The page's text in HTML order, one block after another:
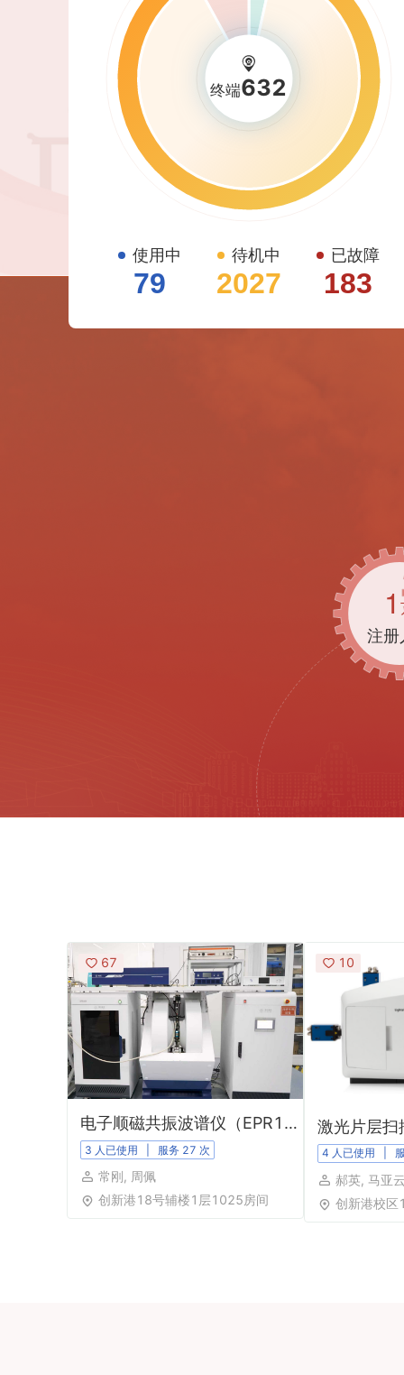
使用中
79
待机中
2027
已故障
183
终端632
1
注册
67
电子顺磁共振波谱仪（EPR100）
3 人已使用 | 服务 27 次
常刚, 周佩
创新港18号辅楼1层1025房间
10
激光片层扫
4 人已使用 |
郝英, 马亚
创新港校区